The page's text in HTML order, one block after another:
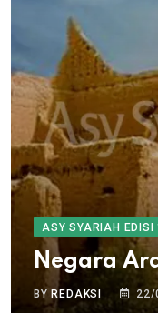
ASY SYARIAH EDISI
Negara
BY REDAKSI 22/